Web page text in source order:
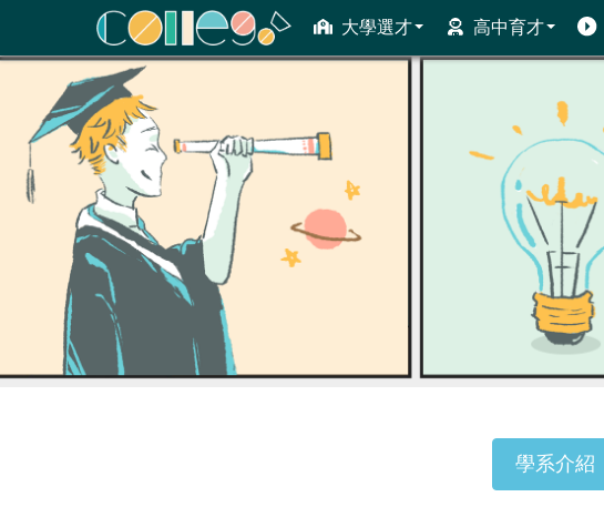
大學選才 高中育才
ColleGo! 大學選才與高中育才輔助系統
學系介紹